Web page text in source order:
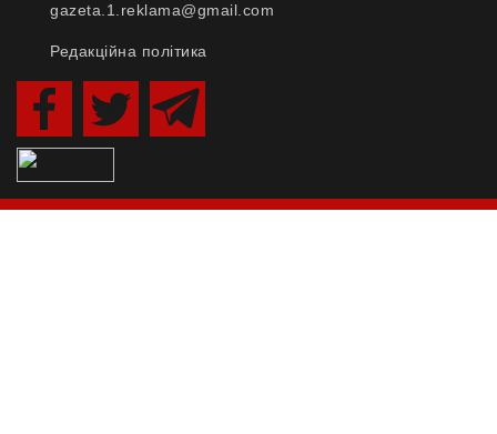
gazeta.1.reklama@gmail.com
Редакційна політика